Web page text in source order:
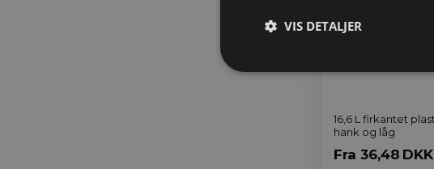
16,6 L firkantet
hank og låg
Fra36,48 DKK
VIS DETALJER